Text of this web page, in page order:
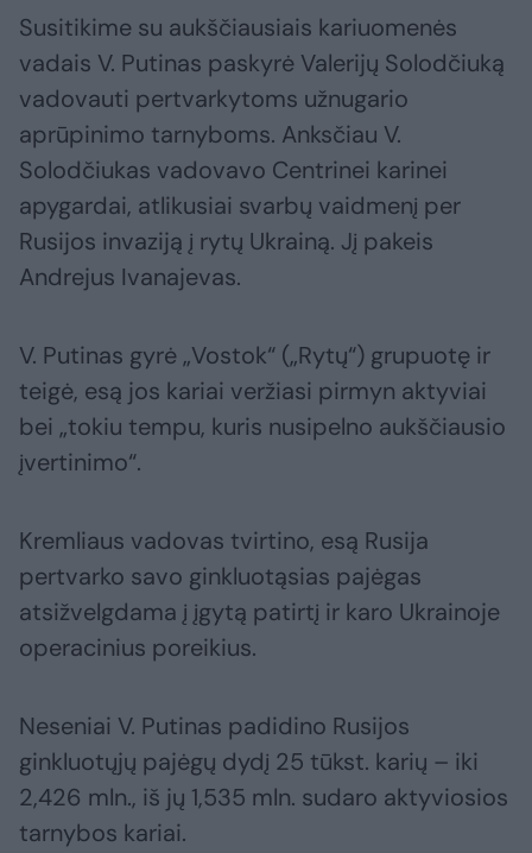
Susitikime su aukščiausiais kariuomenės
vadais V. Putinas paskyrė Valerijų Solodčiuką
vadovauti pertvarkytoms užnugario
aprūpinimo tarnyboms. Anksčiau V.
Solodčiukas vadovavo Centrinei karinei
apygardai, atlikusiai svarbų vaidmenį per
Rusijos invaziją į rytų Ukrainą. Jį pakeis
Andrejus Ivanajevas.
V. Putinas gyrė „Vostok“ („Rytų“) grupuotę ir
teigė, esą jos kariai veržiasi pirmyn aktyviai
bei „tokiu tempu, kuris nusipelno aukščiausio
įvertinimo“.
Kremliaus vadovas tvirtino, esą Rusija
pertvarko savo ginkluotąsias pajėgas
atsižvelgdama į įgytą patirtį ir karo Ukrainoje
operacinius poreikius.
Neseniai V. Putinas padidino Rusijos
ginkluotųjų pajėgų dydį 25 tūkst. karių – iki
2,426 mln., iš jų 1,535 mln. sudaro aktyviosios
tarnybos kariai.